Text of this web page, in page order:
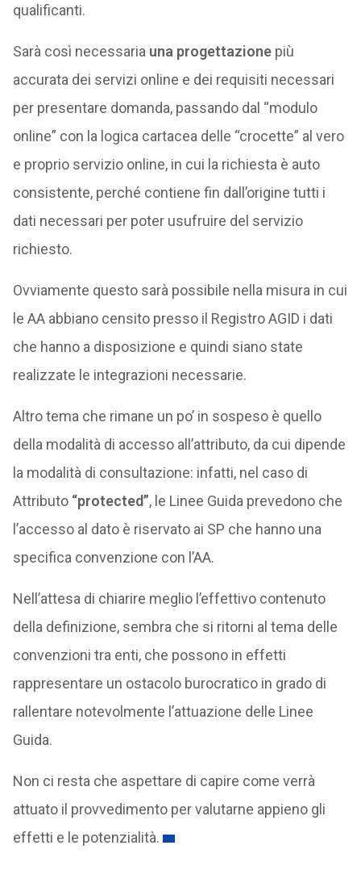
qualificanti.
Sarà così necessaria una progettazionepiù
accurata dei servizi online e dei requisiti necessari
per presentare domanda, passando dal “modulo
online” con la logica cartacea delle “crocette” al vero
e proprio servizio online, in cui la richiesta è auto
consistente, perché contiene fin dall’origine tutti i
dati necessari per poter usufruire del servizio
richiesto.
Ovviamente questo sarà possibile nella misura in cui
le AA abbiano censito presso il Registro AGID i dati
che hanno a disposizione e quindi siano state
realizzate le integrazioni necessarie.
Altro tema che rimane un po’ in sospeso è quello
della modalità di accesso all’attributo, da cui dipende
la modalità di consultazione: infatti, nel caso di
Attributo “protected”, le Linee Guida prevedono che
l’accesso al dato è riservato ai SP che hanno una
specifica convenzione con l’AA.
Nell’attesa di chiarire meglio l’effettivo contenuto
della definizione, sembra che si ritorni al tema delle
convenzioni tra enti, che possono in effetti
rappresentare un ostacolo burocratico in grado di
rallentare notevolmente l’attuazione delle Linee
Guida.
Non ci resta che aspettare di capire come verrà
attuato il provvedimento per valutarne appieno gli
effetti e le potenzialità.